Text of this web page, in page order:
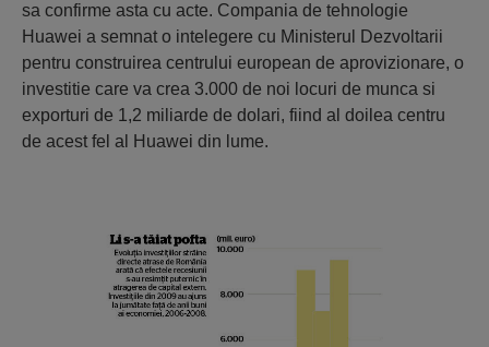
sa confirme asta cu acte. Compania de tehnologie
Huawei a semnat o intelegere cu Ministerul Dezvoltarii
pentru construirea centrului european de aprovizionare, o
investitie care va crea 3.000 de noi locuri de munca si
exporturi de 1,2 miliarde de dolari, fiind al doilea centru
de acest fel al Huawei din lume.